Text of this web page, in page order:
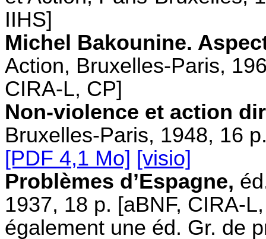
IIHS]
Michel Bakounine.
Action, Bruxelles-Paris,
CIRA-L, CP]
Non-violence et action
Bruxelles-Paris, 1948, 16
[PDF 4,1 Mo] [visio]
Problèmes d’Espagne,
1937, 18 p. [aBNF, CIRA-
également une éd. Gr. de